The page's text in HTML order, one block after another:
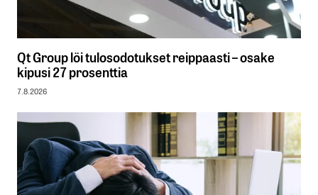
Qt Group löi tulosodotukset reippaasti – osake
kipusi 27 prosenttia
7.8.2026